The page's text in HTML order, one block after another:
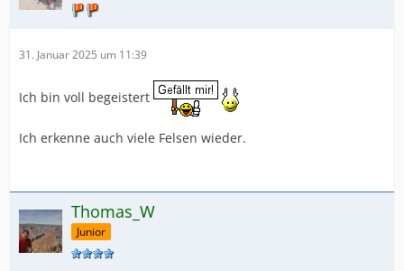
31. Januar 2025 um 11:39
Ich bin voll begeistert
Ich erkenne auch viele Felsen wieder.
Thomas_W
Junior